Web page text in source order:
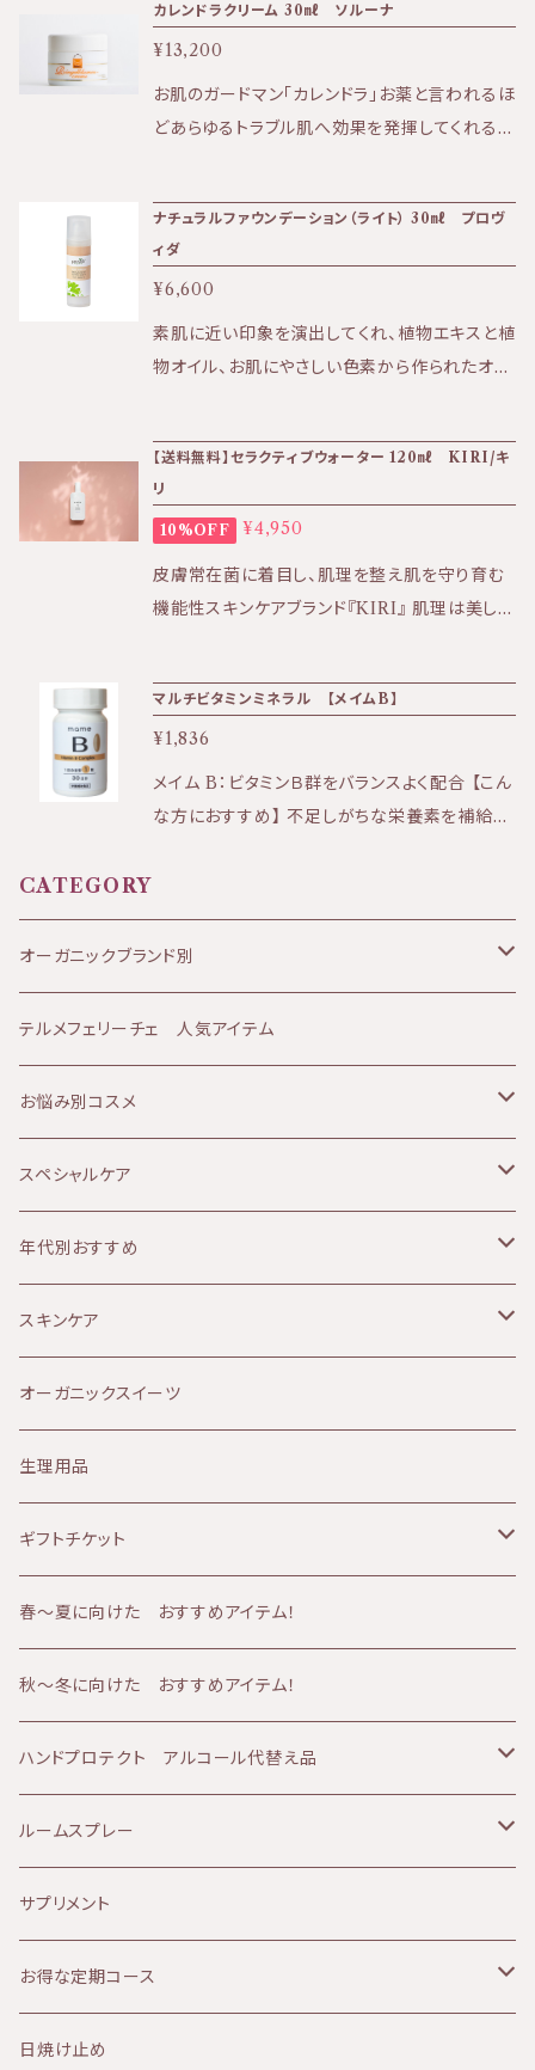
は、もちろん 吹き出物・日焼け後・トラブルを抱
えているお肌に効果的です。 ★効果：保湿、赤み
の鎮静、トラブル肌など ★香り：優しいラベンダ
ーの香り ★テクスチャー：みずみずしいクリーム
ルギン酸Na、セージエキス、スギナエキス、サフ
ランエキス、セイヨウサンザシエキス、ハゴロモグ
サエキス、オドリコソウエキス、サンシキスミレエ
キス、ワレモコウエキス、メリッサエキス、モミジ
バキセワタエキス、セイヨウオトギリソウエキス、
ます。（ラベンダー） ・ソルーナは天然由来の原料
のみを使用した植物性化粧品です。 ・ソルーナ
は、石油系の合成物質、合成保存料、合成着色
ソルーナで使用しているエタノールはブドウ由来
です。 ・ソルーナで使用しているフェネチルアル
植物は、イタリアアルプスにある自社農園にて、
環境学的視点に基づき、完全監視のもとでオ
また、アルプスに自生する薬草を、環境的な配慮
のもとで収穫しています。 ・ソルーナは、原料に
カレンドラクリーム 30㎖ ソルーナ
¥13,200
お肌のガードマン「カレンドラ」お薬と言われるほ
どあらゆるトラブル肌へ効果を発揮してくれる。
をたっぷりと含んだこっくりとしたバニラとネロリ
の甘くしつこさの無い香りを楽しめるクリーム。
荒れてしまったお肌の修復を助け正常なお肌へ
と導く、乳幼児のかぶれや湿疹にまで使用出来
る万能クリーム ★効果:ニキビ肌・痒み肌・アト
したしっかりと保湿をしてくれる安心感があり浸
透も良い 〈全成分〉 水、アーモンド油、オリーブ
油、コメ胚芽油、ミツロウ、ラノリン、グリセリン、
水添レシチン、トウキンセンカ花エキス、アルギン
酸Na、エタノール、セージエキス、スギナエキス、
ミレエキス、ワレモコウエキス、メリッサエキス、
モミジバキセワタエキス、セイヨウオトギリソウエ
金、銀、香料* *香料は天然の精油のみを使用し
ています。（バニラ、ネロリ） ・ソルーナは天然由
です。 ・ソルーナで使用しているエタノールはブ
ドウ由来です。 ・ソルーナで使用しているフェネ
チルアルコールはバラ由来です。 ・ソルーナの原
料となる植物は、イタリアアルプスにある自社農
園にて、 環境学的視点に基づき、完全監視の
ます。 また、アルプスに自生する薬草を、環境
は、原料においても最終製品においても、一切の
ナチュラルファウンデーション（ライト） 30㎖ プロヴ
ィダ
¥6,600
素肌に近い印象を演出してくれ、植物エキスと植
物オイル、お肌にやさしい色素から作られたオー
もなじみ、細やかな透明感のある肌を演出しま
す。 また、肌呼吸を妨げない軽い着け心地も特
徴です。 ※TOPのお写真が容器変更後の仕様
★効果:ベース作り、透明感など ★香り:無香料
★テクスチャー:クリームベースで伸びが良く、
ール、ソルビトール、酸化鉄、エタノール*、パルミ
チン酸セチル、酸化チタン、シャムアンソクコウノ
【送料無料】セラクティブウォーター 120㎖ KIRI/キ
リ
10%OFF ¥4,950
皮膚常在菌に着目し、肌理を整え肌を守り育む
機能性スキンケアブランド『KIRI』 肌理は美しく
ます。 継続的に使用することでお肌の変化を感
じていただきやすいため定期便コースを ご用意
しました。 洗顔やブースター美容液としてもお
使いください。 （６回以上のお届けで途中解約が
の方はお問い合わせくださいませ。 ※その場合
単品や3本セットはこちら⇩ https://biotime.t
マルチビタミンミネラル 【メイムB】
¥1,836
メイム B：ビタミンＢ群をバランスよく配合 【こん
な方におすすめ】 不足しがちな栄養素を補給し
肌の方 代謝を高めたい方 メイムのマルチビタミ
ン＆ミネラルは、天然素材から抽出された14種類
合した栄養補助食品です。 日常の食事からは摂
CATEGORY
オーガニックブランド別
JANESCE（ジャネス）
ATHANOR（アタノール）
Soluna（ソルーナ）
MOON PEACH（ムーンピーチ）
アルガンオイル
Provida（プロヴィダ）
華布
山燕庵
AMBESSA & CO（アンベッサアンドコー）
yuica（ユイカ）
sisiFILLE （シシフィーユ）
Aroma France（アロマフランス）
HEMP FOREST（ヘンプフォレスト）
le sens (ルサンス）
NATURALCOSMO(ナチュラルコスモ）
テルメフェリーチェ 人気アイテム
お悩み別コスメ
乾燥肌
オイリー肌
敏感肌
赤み肌
ニキビ肌
くすみ肌
アトピー肌
エイジング肌
日焼け肌
美白、シミ
しわ、ハリ、たるみ
痒み
デトックス
スペシャルケア
ボディケア
リップケア
マタニティケア
シャンプー
シャワーアイテム
メンズケア
冷え
ベビーアイテム
エッセンシャルオイル
ファンデーション
ヘアケア
ヘルスケア
年代別おすすめ
10代
20代
30代
40代
50代
60代
スキンケア
クレンジング
ミルククレンジング
化粧水
オイル
バーム
クリーム
美容液
乳液
アイクリーム
パック
フラワーウォーター
オーガニックスイーツ
生理用品
ギフトチケット
フェイシャルコース
60分コース
90分コース
ボディコース
60分コース
90分コース
ボディ＆フェイシャルコース
春〜夏に向けた おすすめアイテム！
秋～冬に向けた おすすめアイテム！
ハンドプロテクト アルコール代替え品
テルメ・アクア 1リットル
テルメ・アクア 80ミリ
テルメ・アクア ハンドケアジェル
ルームスプレー
マスクスプレー
サプリメント
お得な定期コース
KIRI
日焼け止め